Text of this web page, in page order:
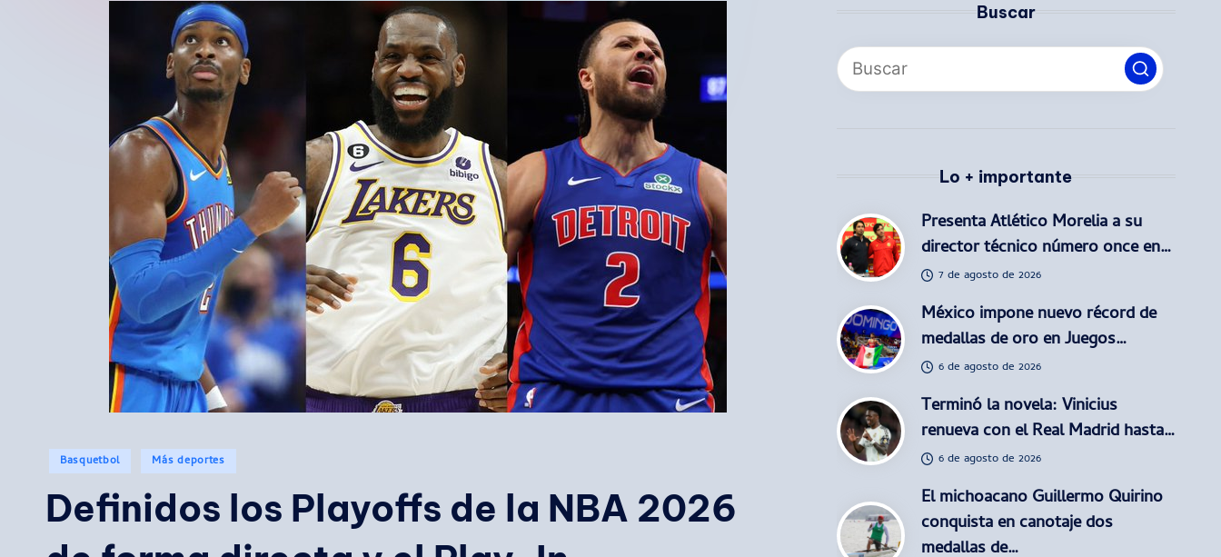
Publicado
en
Basquetbol Más deportes
Definidos los Playoffs de la NBA 2026
Buscar
Lo + importante
Presenta Atlético Morelia a su
director técnico número once en…
7 de agosto de 2026
México impone nuevo récord de
medallas de oro en Juegos…
6 de agosto de 2026
Terminó la novela: Vinicius
renueva con el Real Madrid hasta…
6 de agosto de 2026
El michoacano Guillermo Quirino
conquista en canotaje dos
medallas de…